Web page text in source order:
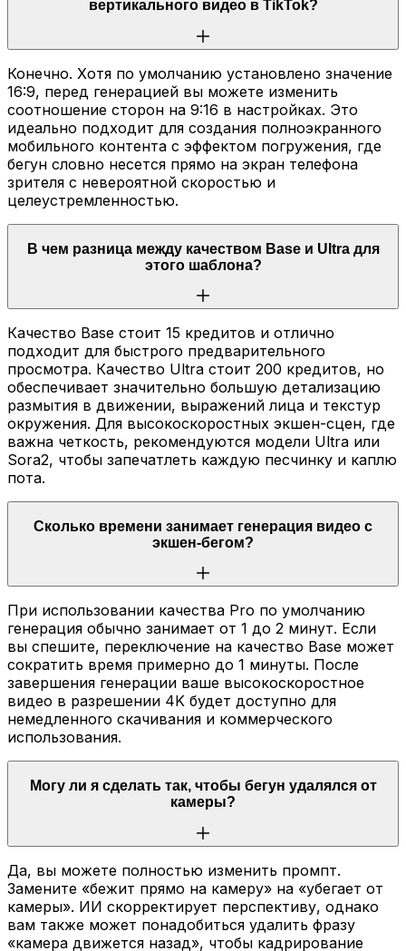
вертикального видео в TikTok?
Конечно. Хотя по умолчанию установлено значение
16:9, перед генерацией вы можете изменить
соотношение сторон на 9:16 в настройках. Это
идеально подходит для создания полноэкранного
мобильного контента с эффектом погружения, где
бегун словно несется прямо на экран телефона
зрителя с невероятной скоростью и
целеустремленностью.
В чем разница между качеством Base и Ultra для
этого шаблона?
Качество Base стоит 15 кредитов и отлично
подходит для быстрого предварительного
просмотра. Качество Ultra стоит 200 кредитов, но
обеспечивает значительно большую детализацию
размытия в движении, выражений лица и текстур
окружения. Для высокоскоростных экшен-сцен, где
важна четкость, рекомендуются модели Ultra или
Sora2, чтобы запечатлеть каждую песчинку и каплю
пота.
Сколько времени занимает генерация видео с
экшен-бегом?
При использовании качества Pro по умолчанию
генерация обычно занимает от 1 до 2 минут. Если
вы спешите, переключение на качество Base может
сократить время примерно до 1 минуты. После
завершения генерации ваше высокоскоростное
видео в разрешении 4K будет доступно для
немедленного скачивания и коммерческого
использования.
Могу ли я сделать так, чтобы бегун удалялся от
камеры?
Да, вы можете полностью изменить промпт.
Замените «бежит прямо на камеру» на «убегает от
камеры». ИИ скорректирует перспективу, однако
вам также может понадобиться удалить фразу
«камера движется назад», чтобы кадрирование